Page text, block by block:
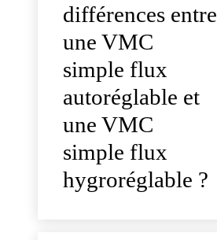
différences entre
une VMC
simple flux
autoréglable et
une VMC
simple flux
hygroréglable ?